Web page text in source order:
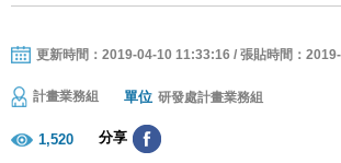
更新時間：2019-04-10 11:33:16 / 張貼時間：
計畫業務組 單位 研發處計畫業務組
1,520 分享